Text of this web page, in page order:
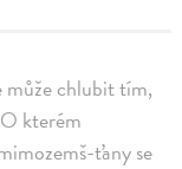
může chlubit tím,
kterém
ťany se